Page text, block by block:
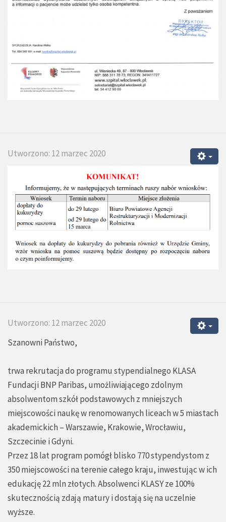
Utworzono: 12 marzec 2020
Utworzono: 12 marzec 2020
Szanowni Państwo,
trwa rekrutacja do programu stypendialnego KLASA
Fundacji BNP Paribas, umożliwiającego zdolnym
absolwentom szkół podstawowych z mniejszych
miejscowości naukę w renomowanych liceach w 5 miastach
akademickich – Warszawie, Krakowie, Wrocławiu,
Szczecinie i Gdyni.
Przez 18 lat program pomógł blisko 770 stypendystom z
350 miejscowości na terenie całego kraju, inwestując w ich
edukację 22 mln złotych. Absolwenci KLASY ze 100%
skutecznością zdają matury i dostają się na uczelnie
wyższe.